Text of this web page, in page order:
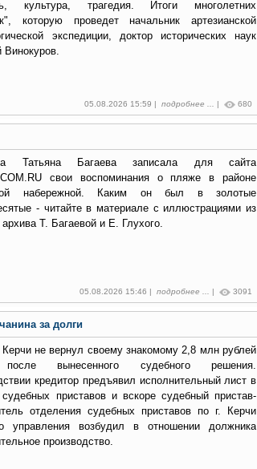
культура, трагедия. Итоги многолетних
которую проведет начальник артезианской
экспедиции, доктор исторических наук
Винокуров.
05.08.2026 15:59 | подробнее ... | 680
Татьяна Багаева записала для сайта
свои воспоминания о пляже в районе
набережной. Каким он был в золотые
- читайте в материале с иллюстрациями из
архива Т. Багаевой и Е. Глухого.
05.08.2026 15:46 | подробнее ... | 3091
за долги
не вернул своему знакомому 2,8 млн рублей
вынесенного судебного решения.
кредитор предъявил исполнительный лист в
приставов и вскоре судебный пристав-
отделения судебных приставов по г. Керчи
управления возбудил в отношении должника
производство.